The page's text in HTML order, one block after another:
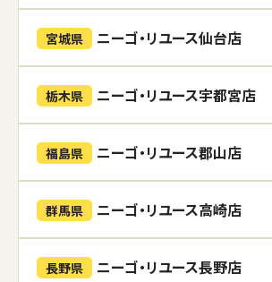
宮城県 ニーゴ・リユース仙台店
栃木県 ニーゴ・リユース宇都宮店
福島県 ニーゴ・リユース郡山店
群馬県 ニーゴ・リユース高崎店
長野県 ニーゴ・リユース長野店